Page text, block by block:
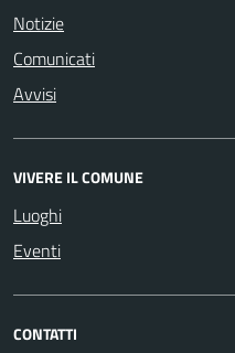
Notizie
Comunicati
Avvisi
VIVERE IL COMUNE
Luoghi
Eventi
CONTATTI